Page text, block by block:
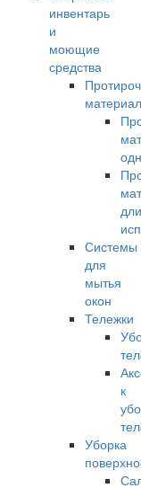
инвентарь
и
моющие
средства
Системы
для
мытья
окон
Тележки
к
Уборка